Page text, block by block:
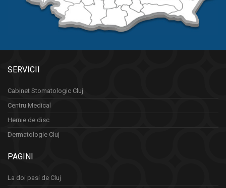
SERVICII
Cabinet Stomatologic Cluj
Centru Medical
Hernie de disc
Dermatologie Cluj
PAGINI
La doi pasi de Cluj